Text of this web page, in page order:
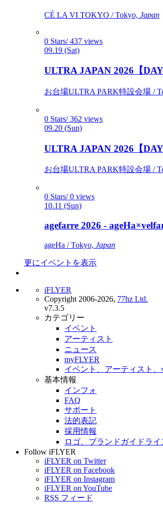
CÉ LA VI TOKYO / Tokyo, Japan
0 Stars/ 437 views
09.19 (Sat)
ULTRA JAPAN 2026【DAY
お台場ULTRA PARK特設会場 /
0 Stars/ 362 views
09.20 (Sun)
ULTRA JAPAN 2026【DAY
お台場ULTRA PARK特設会場 /
0 Stars/ 0 views
10.11 (Sun)
agefarre 2026 -
ageHa / Tokyo, Japan
更にイベントを表示
iFLYER
Copyright 2006-2026, 77hz Ltd.
v7.3.5
カテゴリー
イベント
アーティスト
ニュース
myFLYER
イベント、アーティスト
基本情報
インフォ
FAQ
サポート
法的表記
採用情報
ロゴ、ブランドガイドライ
Follow iFLYER
iFLYER on Twitter
iFLYER on Facebook
iFLYER on Instagram
iFLYER on YouTube
RSS フィード